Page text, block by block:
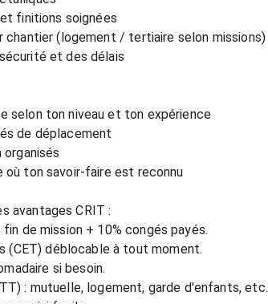
finitions soignées
chantier (logement / tertiaire selon missions)
et des délais
selon ton niveau et ton expérience
de déplacement
où ton savoir-faire est reconnu
avantages CRIT :
de mission + 10% congés payés.
(CET) déblocable à tout moment.
si besoin.
: mutuelle, logement, garde d'enfants, etc.